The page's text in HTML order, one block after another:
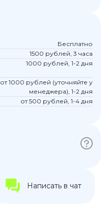
Бесплатно
1500 рублей, 3 часа
1000 рублей, 1-2 дня
от 1000 рублей (уточняйте у
менеджера), 1-2 дня
от 500 рублей, 1-4 дня
Написать в чат